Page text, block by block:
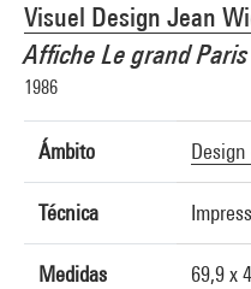
Visuel Design Jean
Affiche Le grand Paris
1986
Ámbito
Técnica
Medidas 69,9 x
Créditos fotográficos : Centre
GrandPalaisRmn
Referencia de la imagen : 4R02174